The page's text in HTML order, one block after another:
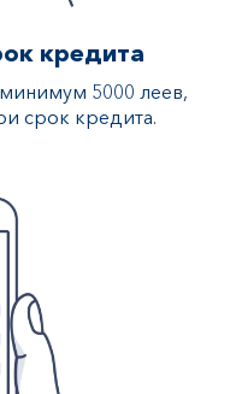
кредита
5000 леев,
срок кредита.